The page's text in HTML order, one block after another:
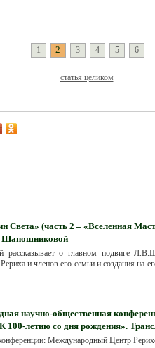
1 2 3 4 5 6
статья целиком
Света» (часть 2 – «Вселенная
Шапошниковой
рассказывает о главном подвиге
и членов его семьи и создания на
научно-общественная
100-летию со дня рождения».
Международный Центр